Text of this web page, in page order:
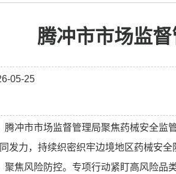
腾冲市市场监
05-25
腾冲市市场监督管理局聚焦药械安全监
发力，持续织密织牢边境地区药械安
聚焦风险防控。专项行动紧盯高风险品